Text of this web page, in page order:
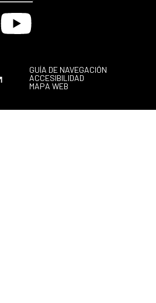
Youtube
GUÍA DE NAVEGACIÓN
ACCESIBILIDAD
MAPA WEB